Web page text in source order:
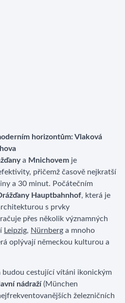
horizontům: Vlaková
a Mnichovem je
přičemž časově nejkratší
a 30 minut. Počátečním
Hauptbahnhof, která je
s prvky
přes několik významných
Leipzig, Nürnberg a mnoho
oplývají německou kulturou a
budou cestující vítáni ikonickým
nádraží(München
železničních